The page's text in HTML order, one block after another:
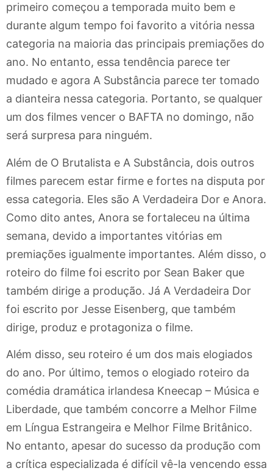
primeiro começou a temporada muito bem e
durante algum tempo foi favorito a vitória nessa
categoria na maioria das principais premiações do
ano. No entanto, essa tendência parece ter
mudado e agora A Substância parece ter tomado
a dianteira nessa categoria. Portanto, se qualquer
um dos filmes vencer o BAFTA no domingo, não
será surpresa para ninguém.
Além de O Brutalista e A Substância, dois outros
filmes parecem estar firme e fortes na disputa por
essa categoria. Eles são A Verdadeira Dor e Anora.
Como dito antes, Anora se fortaleceu na última
semana, devido a importantes vitórias em
premiações igualmente importantes. Além disso, o
roteiro do filme foi escrito por Sean Baker que
também dirige a produção. Já A Verdadeira Dor
foi escrito por Jesse Eisenberg, que também
dirige, produz e protagoniza o filme.
Além disso, seu roteiro é um dos mais elogiados
do ano. Por último, temos o elogiado roteiro da
comédia dramática irlandesa Kneecap – Música e
Liberdade, que também concorre a Melhor Filme
em Língua Estrangeira e Melhor Filme Britânico.
No entanto, apesar do sucesso da produção com
a crítica especializada é difícil vê-la vencendo essa